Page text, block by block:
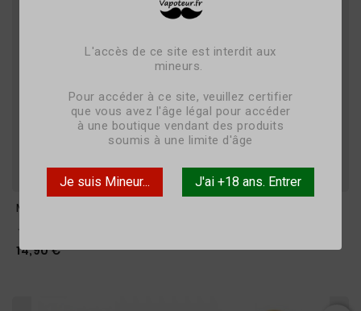
L'accès de ce site est interdit aux
mineurs.
Pour accéder à ce site, veuillez certifier
que vous avez l'âge légal pour accéder
à une boutique vendant des produits
soumis à une limite d'âge
Je suis Mineur... J'ai +18 ans. Entrer
Mashmalow - 50ml - LIQUIDEO

14,90 € Prix